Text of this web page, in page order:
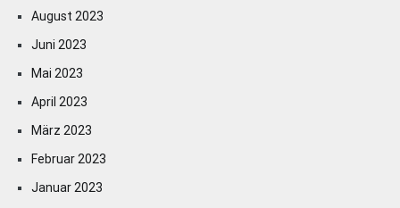
August 2023
Juni 2023
Mai 2023
April 2023
März 2023
Februar 2023
Januar 2023